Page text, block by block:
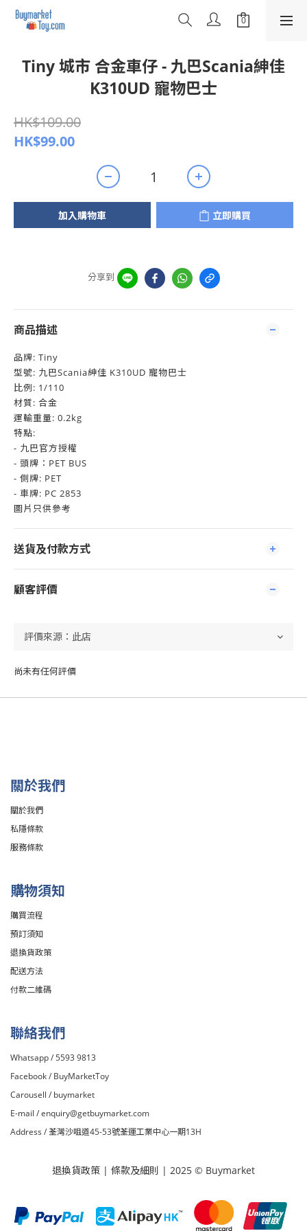
Tiny 城市 合金車仔 - 九巴Scania紳佳
K310UD 寵物巴士
HK$109.00
HK$99.00
加入購物車 立即購買
分享到
商品描述
品牌: Tiny
型號: 九巴Scania紳佳 K310UD 寵物巴士
比例: 1/110
材質: 合金
運輸重量: 0.2kg
特點:
- 九巴官方授權
- 頭牌：PET BUS
- 側牌: PET
- 車牌: PC 2853
圖片只供參考
送貨及付款方式
顧客評價
尚未有任何評價
關於我們
關於我們
私隱條款
服務條款
購物須知
購買流程
預訂須知
退換貨政策
配送方法
付款二維碼
聯絡我們
Whatsapp / 5593 9813
Facebook / BuyMarketToy
Carousell / buymarket
E-mail /enquiry@getbuymarket.com
Address / 荃灣沙咀道45-53號荃運工業中心一期13H
退換貨政策 | 條款及細則 | 2025 © Buymarket